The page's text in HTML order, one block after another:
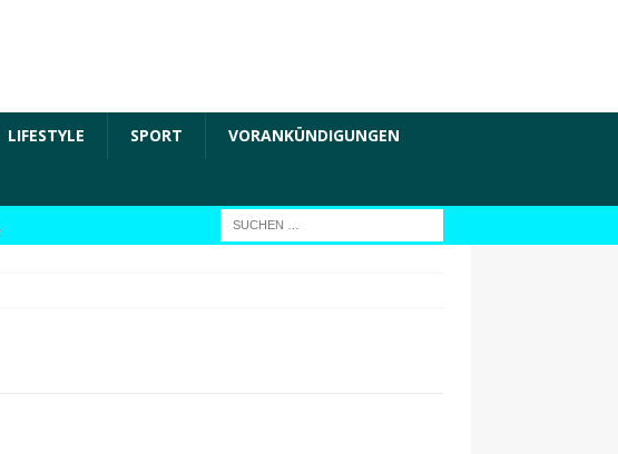
LIFESTYLE SPORT VORANKÜNDIGUNGEN